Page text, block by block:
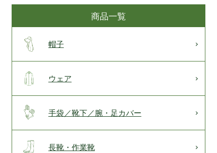
商品一覧
帽子
ウェア
手袋／靴下／腕・足カバー
長靴・作業靴